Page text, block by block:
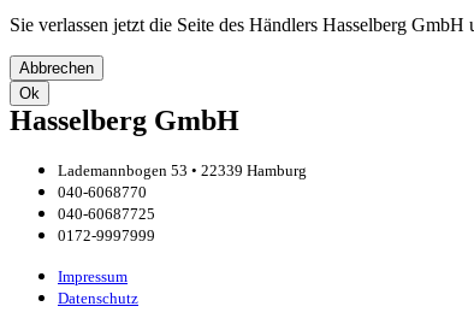
Sie verlassen jetzt die Seite des Händlers Hasselberg
Abbrechen
Ok
Hasselberg GmbH
Lademannbogen 53 • 22339 Hamburg
040-6068770
040-60687725
0172-9997999
Impressum
Datenschutz